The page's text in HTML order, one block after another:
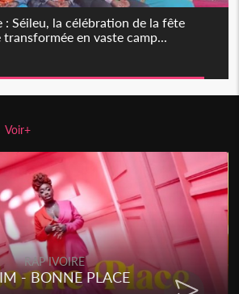
: Séileu, la célébration de la fête
en vaste camp...
Voir+
IVOIRE
PLACE